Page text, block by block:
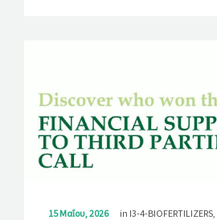
15 Μαΐου, 2026 in I3-4-BIOFERTILIZERS